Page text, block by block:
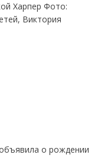
Харпер Фото:
Виктория
о рождении